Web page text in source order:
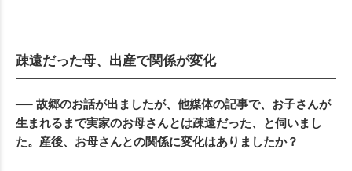
疎遠だった母、出産で関係が変化
── 故郷のお話が出ましたが、他媒体の記事で、お子さんが
生まれるまで実家のお母さんとは疎遠だった、と伺いまし
た。産後、お母さんとの関係に変化はありましたか？